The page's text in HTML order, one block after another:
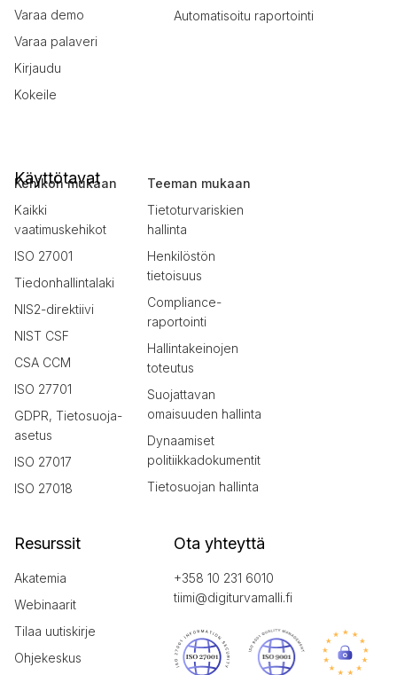
Varaa demo
Varaa palaveri
Kirjaudu
Kokeile
Automatisoitu raportointi
Käyttötavat
Kehikon mukaan
Kaikki
vaatimuskehikot
ISO 27001
Tiedonhallintalaki
NIS2-direktiivi
NIST CSF
CSA CCM
ISO 27701
GDPR, Tietosuoja-
asetus
ISO 27017
ISO 27018
Teeman mukaan
Tietoturvariskien
hallinta
Henkilöstön
tietoisuus
Compliance-
raportointi
Hallintakeinojen
toteutus
Suojattavan
omaisuuden hallinta
Dynaamiset
politiikkadokumentit
Tietosuojan hallinta
Resurssit
Akatemia
Webinaarit
Tilaa uutiskirje
Ohjekeskus
Ota yhteyttä
+358 10 231 6010
tiimi@digiturvamalli.fi